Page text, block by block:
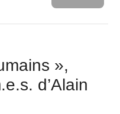
»,
d’Alain